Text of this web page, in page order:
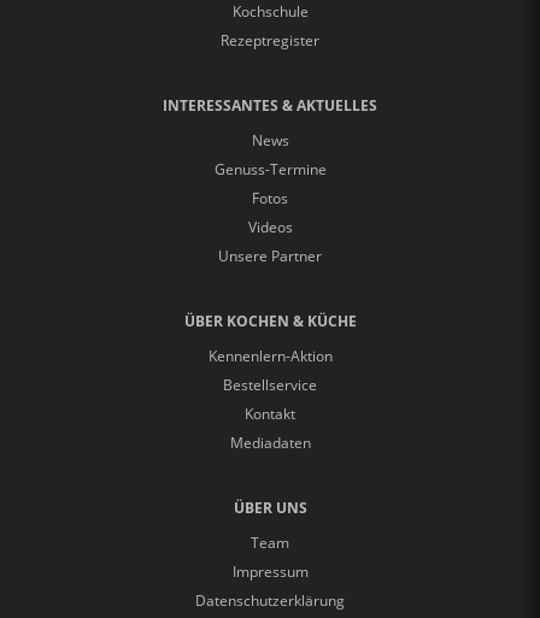
Kochschule
Rezeptregister
INTERESSANTES & AKTUELLES
News
Genuss-Termine
Fotos
Videos
Unsere Partner
ÜBER KOCHEN & KÜCHE
Kennenlern-Aktion
Bestellservice
Kontakt
Mediadaten
ÜBER UNS
Team
Impressum
Datenschutzerklärung